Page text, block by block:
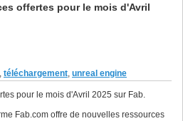
offertes pour le mois d'Avril
, téléchargement, unreal engine
pour le mois d'Avril 2025 sur Fab.
Fab.com offre de nouvelles ressources